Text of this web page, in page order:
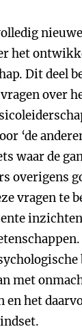
het
Dit deel
over
‘de
waar de
overigens
vragen te
met
en het